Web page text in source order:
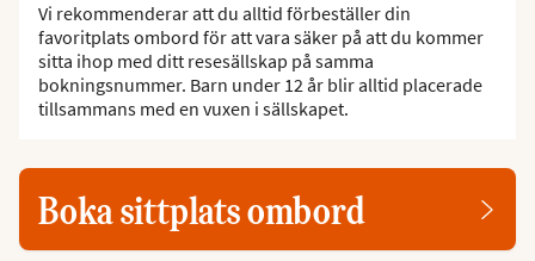
Vi rekommenderar att du alltid förbeställer din
favoritplats ombord för att vara säker på att du kommer
sitta ihop med ditt resesällskap på samma
bokningsnummer. Barn under 12 år blir alltid placerade
tillsammans med en vuxen i sällskapet.
Boka sittplats ombord